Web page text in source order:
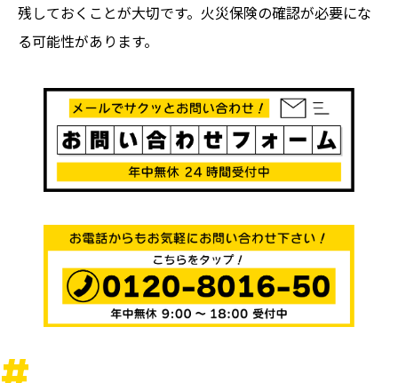
残しておくことが大切です。火災保険の確認が必要にな
る可能性があります。